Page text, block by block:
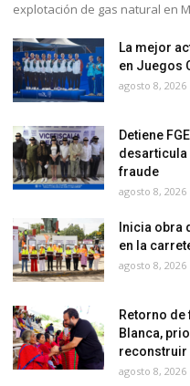
explotación de gas natural en
La mejor
en Juegos
agosto 8, 2026
Detiene
desarticula
fraude
agosto 8, 2026
Inicia obra
en la
agosto 8, 2026
Retorno
Blanca,
reconstruir
agosto 8, 2026